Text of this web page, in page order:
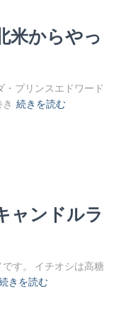
米からやっ
・プリンスエドワード
続きを読む
ャンドルラ
す。 イチオシは高糖
きを読む